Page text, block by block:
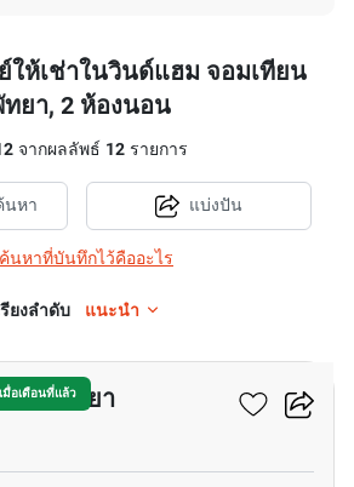
ให้เช่าในวินด์แฮม จอมเทียน
ยา, 2 ห้องนอน
จากผลลัพธ์ 12รายการ
นหา
นหาที่บันทึกไว้คืออะไร
แบ่งปัน
รียงลำดับ แนะนำ
มื่อเดือนที่แล้ว
ยน พัทยา